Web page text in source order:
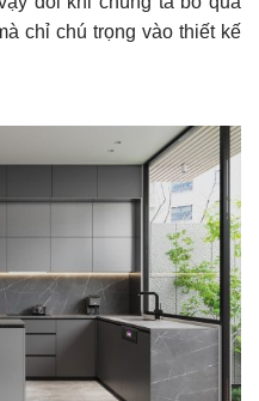
chỉ chú trọng vào thiết kế